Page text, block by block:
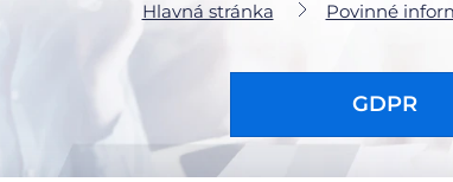
Hlavná stránka Povinné
GDPR